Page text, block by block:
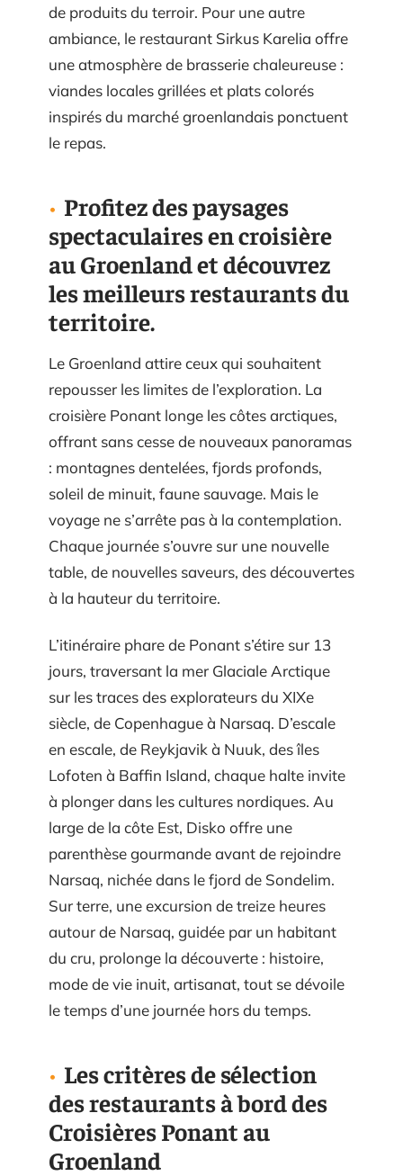
de produits du terroir. Pour une autre
ambiance, le restaurant Sirkus Karelia offre
une atmosphère de brasserie chaleureuse :
viandes locales grillées et plats colorés
inspirés du marché groenlandais ponctuent
le repas.
Profitez des paysages
spectaculaires en croisière
au Groenland et découvrez
les meilleurs restaurants du
territoire.
Le Groenland attire ceux qui souhaitent
repousser les limites de l’exploration. La
croisière Ponant longe les côtes arctiques,
offrant sans cesse de nouveaux panoramas
: montagnes dentelées, fjords profonds,
soleil de minuit, faune sauvage. Mais le
voyage ne s’arrête pas à la contemplation.
Chaque journée s’ouvre sur une nouvelle
table, de nouvelles saveurs, des découvertes
à la hauteur du territoire.
L’itinéraire phare de Ponant s’étire sur 13
jours, traversant la mer Glaciale Arctique
sur les traces des explorateurs du XIXe
siècle, de Copenhague à Narsaq. D’escale
en escale, de Reykjavik à Nuuk, des îles
Lofoten à Baffin Island, chaque halte invite
à plonger dans les cultures nordiques. Au
large de la côte Est, Disko offre une
parenthèse gourmande avant de rejoindre
Narsaq, nichée dans le fjord de Sondelim.
Sur terre, une excursion de treize heures
autour de Narsaq, guidée par un habitant
du cru, prolonge la découverte : histoire,
mode de vie inuit, artisanat, tout se dévoile
le temps d’une journée hors du temps.
Les critères de sélection
des restaurants à bord des
Croisières Ponant au
Groenland